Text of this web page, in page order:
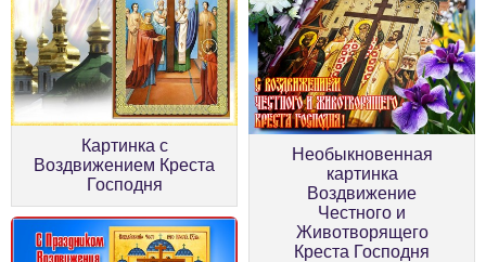
Картинка с
Воздвижением Креста
Господня
Необыкновенная
картинка
Воздвижение
Честного и
Животворящего
Креста Господня